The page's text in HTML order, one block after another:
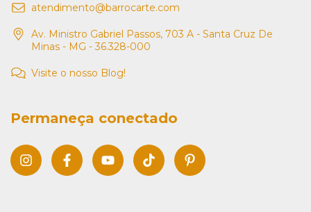
atendimento@barrocarte.com
Av. Ministro Gabriel Passos, 703 A - Santa Cruz De
Minas - MG - 36.328-000
Visite o nosso Blog!
Permaneça conectado